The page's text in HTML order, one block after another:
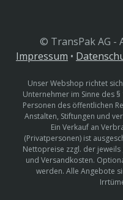
© TransPak AG -
Impressum •
Unser Webshop richtet
Unternehmer im Sinne des
Personen des öffentlichen
Anstalten, Stiftungen und
Ein Verkauf an
(Privatpersonen) ist
Nettopreise zzgl. der
und Versandkosten.
werden. Alle Angebote